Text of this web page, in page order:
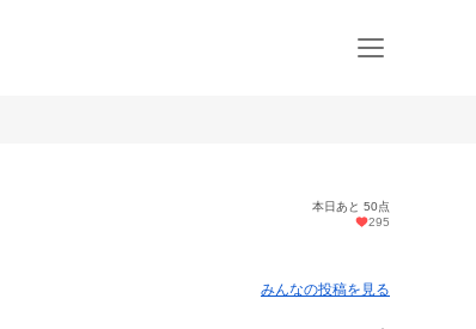
本日あと 50点
295
みんなの投稿を見る